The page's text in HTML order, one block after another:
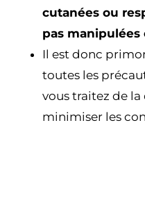
cutanées ou
pas
Il est donc
toutes les
vous traitez de la
minimiser les